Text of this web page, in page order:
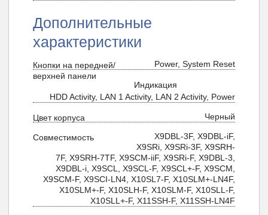
Дополнительные
характеристики
Кнопки на передней/
верхней панели
Power, System Reset
Индикация
HDD Activity, LAN 1 Activity, LAN 2 Activity, Power
Цвет корпуса Черный
Совместимость
X9DBL-3F, X9DBL-iF,
X9SRi, X9SRi-3F, X9SRH-
7F, X9SRH-7TF, X9SCM-iiF, X9SRi-F, X9DBL-3,
X9DBL-i, X9SCL, X9SCL-F, X9SCL+-F, X9SCM,
X9SCM-F, X9SCI-LN4, X10SL7-F, X10SLM+-LN4F,
X10SLM+-F, X10SLH-F, X10SLM-F, X10SLL-F,
X10SLL+-F, X11SSH-F, X11SSH-LN4F